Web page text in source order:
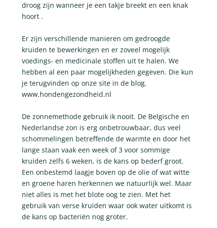
droog zijn wanneer je een takje breekt en een knak
hoort .
Er zijn verschillende manieren om gedroogde
kruiden te bewerkingen en er zoveel mogelijk
voedings- en medicinale stoffen uit te halen. We
hebben al een paar mogelijkheden gegeven. Die kun
je terugvinden op onze site in de blog.
www.hondengezondheid.nl
De zonnemethode gebruik ik nooit. De Belgische en
Nederlandse zon is erg onbetrouwbaar, dus veel
schommelingen betreffende de warmte en door het
lange staan vaak een week of 3 voor sommige
kruiden zelfs 6 weken, is de kans op bederf groot.
Een onbestemd laagje boven op de olie of wat witte
en groene haren herkennen we natuurlijk wel. Maar
niet alles is met het blote oog te zien. Met het
gebruik van verse kruiden waar ook water uitkomt is
de kans op bacteriën nog groter.